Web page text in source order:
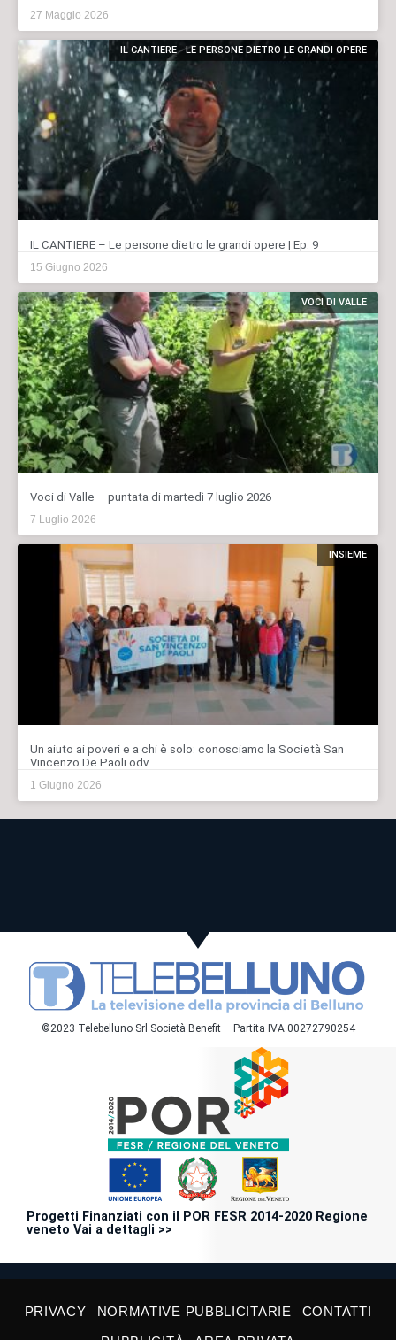
27 Maggio 2026
IL CANTIERE - LE PERSONE DIETRO LE GRANDI OPERE
IL CANTIERE – Le persone dietro le grandi opere | Ep. 9
15 Giugno 2026
VOCI DI VALLE
Voci di Valle – puntata di martedì 7 luglio 2026
7 Luglio 2026
INSIEME
Un aiuto ai poveri e a chi è solo: conosciamo la Società San
Vincenzo De Paoli odv
1 Giugno 2026
©2023 Telebelluno Srl Società Benefit – Partita IVA 00272790254
Progetti Finanziati con il POR FESR 2014-2020 Regione
veneto Vai a dettagli >>
PRIVACY NORMATIVE PUBBLICITARIE
CONTATTI